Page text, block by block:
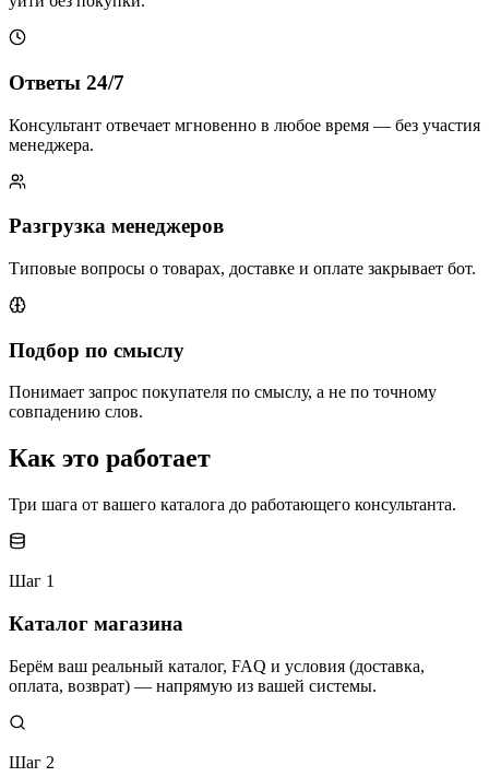
Ответы 24/7
Консультант отвечает мгновенно в любое время — без участия
менеджера.
Разгрузка менеджеров
Типовые вопросы о товарах, доставке и оплате закрывает бот.
Подбор по смыслу
Понимает запрос покупателя по смыслу, а не по точному
совпадению слов.
Как это работает
Три шага от вашего каталога до работающего консультанта.
Шаг 1
Каталог магазина
Берём ваш реальный каталог, FAQ и условия (доставка,
оплата, возврат) — напрямую из вашей системы.
Шаг 2